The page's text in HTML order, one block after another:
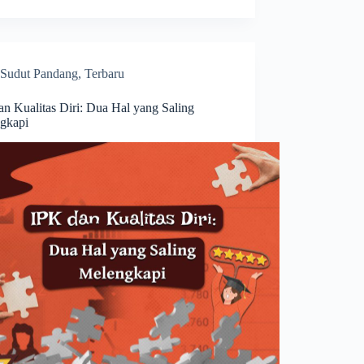
Sudut Pandang,Terbaru
Kualitas Diri: Dua Hal yang Saling